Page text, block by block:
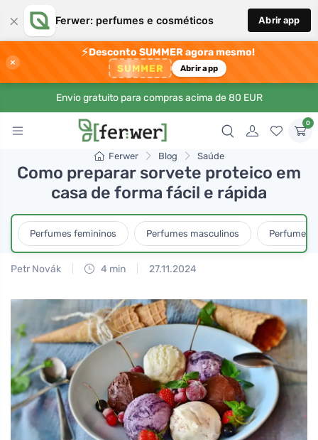
× Ferwer: perfumes e cosméticos Abrir app
×
⚡Desconto SUMMER agora mesmo!
SUMMER Abrir app
Envio gratuito para compras acima de 80 EUR
0
Ferwer Blog Saúde
Como preparar sorvete proteico em
casa de forma fácil e rápida
Perfumes femininos Perfumes masculinos Perfumes
Petr Novák 4 min 27.11.2024